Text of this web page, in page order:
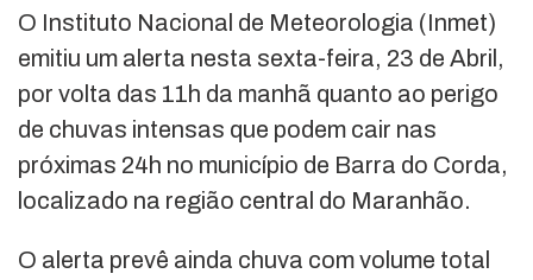
O Instituto Nacional de Meteorologia (Inmet)
emitiu um alerta nesta sexta-feira, 23 de Abril,
por volta das 11h da manhã quanto ao perigo
de chuvas intensas que podem cair nas
próximas 24h no município de Barra do Corda,
localizado na região central do Maranhão.
O alerta prevê ainda chuva com volume total